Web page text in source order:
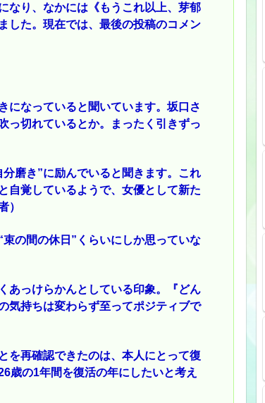
なり、なかには《もうこれ以上、芽郁
した。現在では、最後の投稿のコメン
になっていると聞いています。坂口さ
っ切れているとか。まったく引きずっ
磨き”に励んでいると聞きます。これ
自覚しているようで、女優として新た
）
の間の休日”くらいにしか思っていな
あっけらかんとしている印象。『どん
気持ちは変わらず至ってポジティブで
を再確認できたのは、本人にとって復
歳の1年間を復活の年にしたいと考え